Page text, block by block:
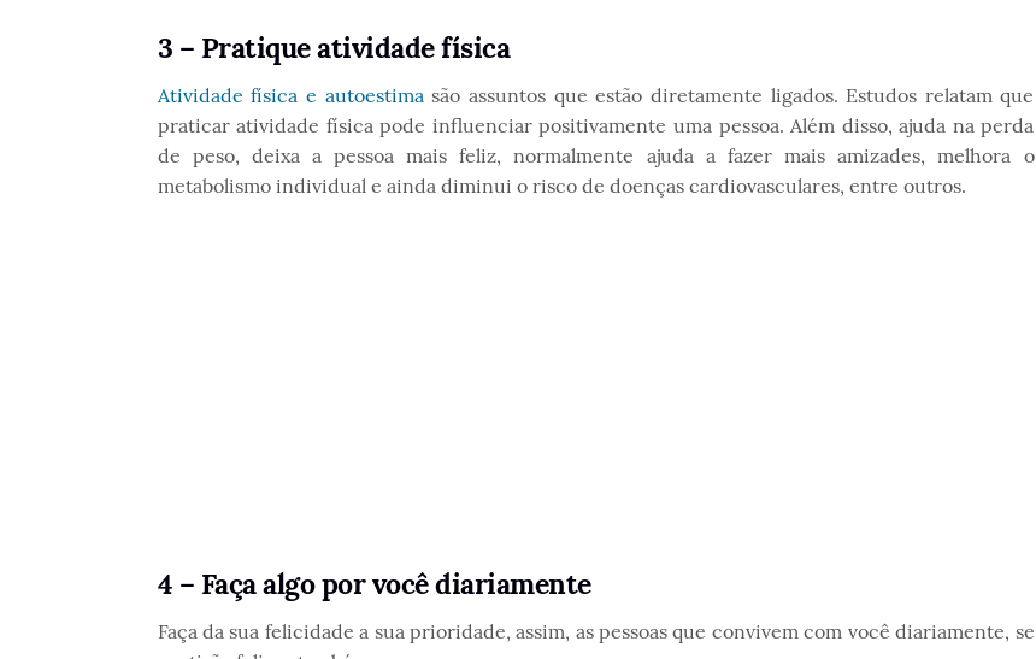
3 – Pratique atividade física
Atividade física e autoestimasão assuntos que estão diretamente ligados. Estudos relatam que
praticar atividade física pode influenciar positivamente uma pessoa. Além disso, ajuda na perda
de peso, deixa a pessoa mais feliz, normalmente ajuda a fazer mais amizades, melhora o
metabolismo individual e ainda diminui o risco de doenças cardiovasculares, entre outros.
4 – Faça algo por você diariamente
Faça da sua felicidade a sua prioridade, assim, as pessoas que convivem com você diariamente, se